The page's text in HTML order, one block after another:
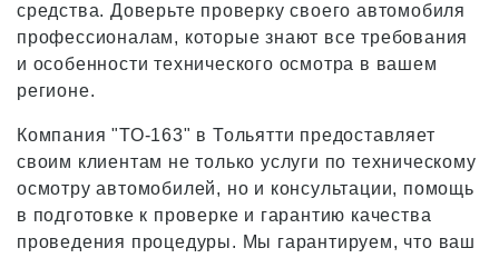
средства. Доверьте проверку своего автомобиля
профессионалам, которые знают все требования
и особенности технического осмотра в вашем
регионе.
Компания "ТО-163" в Тольятти предоставляет
своим клиентам не только услуги по техническому
осмотру автомобилей, но и консультации, помощь
в подготовке к проверке и гарантию качества
проведения процедуры. Мы гарантируем, что ваш